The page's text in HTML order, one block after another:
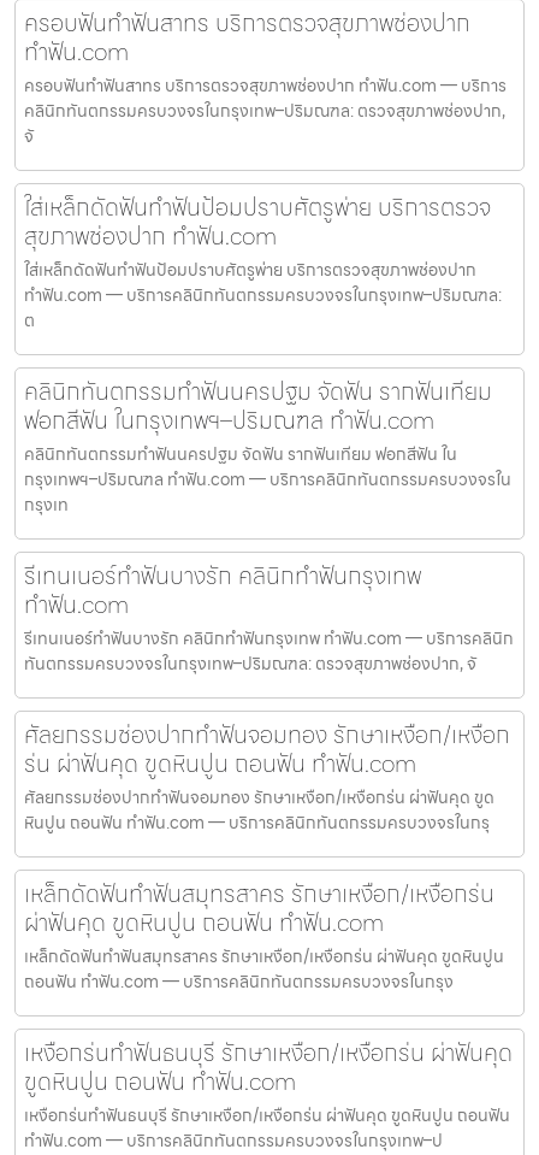
ครอบฟันทำฟันสาทร บริการตรวจสุขภาพช่องปาก
ทำฟัน.com
ครอบฟันทำฟันสาทร บริการตรวจสุขภาพช่องปาก ทำฟัน.com — บริการ
คลินิกทันตกรรมครบวงจรในกรุงเทพ–ปริมณฑล: ตรวจสุขภาพช่องปาก,
จั
ใส่เหล็กดัดฟันทำฟันป้อมปราบศัตรูพ่าย บริการตรวจ
สุขภาพช่องปาก ทำฟัน.com
ใส่เหล็กดัดฟันทำฟันป้อมปราบศัตรูพ่าย บริการตรวจสุขภาพช่องปาก
ทำฟัน.com — บริการคลินิกทันตกรรมครบวงจรในกรุงเทพ–ปริมณฑล:
ต
คลินิกทันตกรรมทำฟันนครปฐม จัดฟัน รากฟันเทียม
ฟอกสีฟัน ในกรุงเทพฯ–ปริมณฑล ทำฟัน.com
คลินิกทันตกรรมทำฟันนครปฐม จัดฟัน รากฟันเทียม ฟอกสีฟัน ใน
กรุงเทพฯ–ปริมณฑล ทำฟัน.com — บริการคลินิกทันตกรรมครบวงจรใน
กรุงเท
รีเทนเนอร์ทำฟันบางรัก คลินิกทำฟันกรุงเทพ
ทำฟัน.com
รีเทนเนอร์ทำฟันบางรัก คลินิกทำฟันกรุงเทพ ทำฟัน.com — บริการคลินิก
ทันตกรรมครบวงจรในกรุงเทพ–ปริมณฑล: ตรวจสุขภาพช่องปาก, จั
ศัลยกรรมช่องปากทำฟันจอมทอง รักษาเหงือก/เหงือก
ร่น ผ่าฟันคุด ขูดหินปูน ถอนฟัน ทำฟัน.com
ศัลยกรรมช่องปากทำฟันจอมทอง รักษาเหงือก/เหงือกร่น ผ่าฟันคุด ขูด
หินปูน ถอนฟัน ทำฟัน.com — บริการคลินิกทันตกรรมครบวงจรในกรุ
เหล็กดัดฟันทำฟันสมุทรสาคร รักษาเหงือก/เหงือกร่น
ผ่าฟันคุด ขูดหินปูน ถอนฟัน ทำฟัน.com
เหล็กดัดฟันทำฟันสมุทรสาคร รักษาเหงือก/เหงือกร่น ผ่าฟันคุด ขูดหินปูน
ถอนฟัน ทำฟัน.com — บริการคลินิกทันตกรรมครบวงจรในกรุง
เหงือกร่นทำฟันธนบุรี รักษาเหงือก/เหงือกร่น ผ่าฟันคุด
ขูดหินปูน ถอนฟัน ทำฟัน.com
เหงือกร่นทำฟันธนบุรี รักษาเหงือก/เหงือกร่น ผ่าฟันคุด ขูดหินปูน ถอนฟัน
ทำฟัน.com — บริการคลินิกทันตกรรมครบวงจรในกรุงเทพ–ป